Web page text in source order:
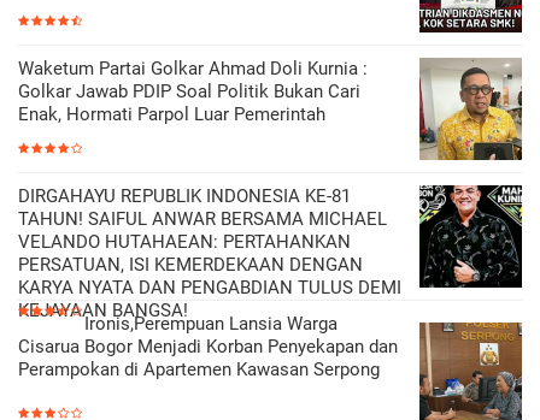
Waketum Partai Golkar Ahmad Doli Kurnia :
Golkar Jawab PDIP Soal Politik Bukan Cari
Enak, Hormati Parpol Luar Pemerintah
DIRGAHAYU REPUBLIK INDONESIA KE-81
TAHUN! SAIFUL ANWAR BERSAMA MICHAEL
VELANDO HUTAHAEAN: PERTAHANKAN
PERSATUAN, ISI KEMERDEKAAN DENGAN
KARYA NYATA DAN PENGABDIAN TULUS DEMI
KEJAYAAN BANGSA!
Ironis,Perempuan Lansia Warga
Cisarua Bogor Menjadi Korban Penyekapan dan
Perampokan di Apartemen Kawasan Serpong